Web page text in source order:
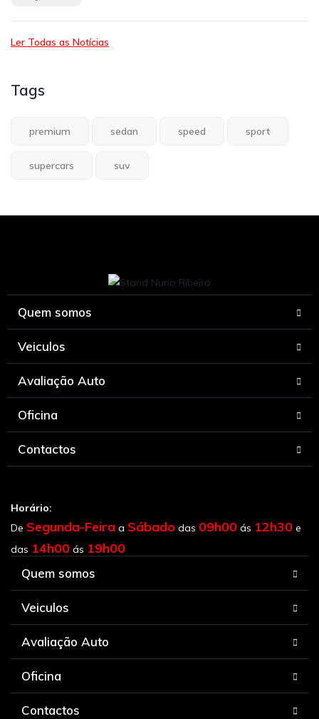
Ler Todas as Notícias
Tags
premium sedan speed sport
supercars suv
Quem somos
Veiculos
Avaliação Auto
Oficina
Contactos
Horário:
De Segunda-Feira a Sábado das 09h00 ás 12h30 e
das 14h00 ás 19h00
Quem somos
Veiculos
Avaliação Auto
Oficina
Contactos